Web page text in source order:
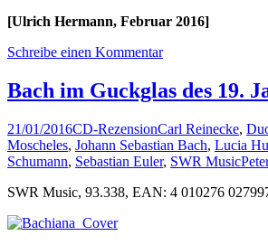
[Ulrich Hermann, Februar 2016]
Schreibe einen Kommentar
Bach im Guckglas des 19.
21/01/2016CD-RezensionCarl Reinecke,
Moscheles, Johann Sebastian Bach, Lucia
Schumann, Sebastian Euler, SWR Music
SWR Music, 93.338, EAN: 4 010276